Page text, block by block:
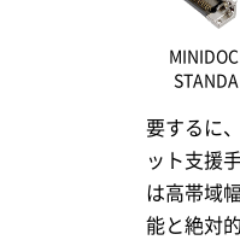
要するに
ット支援
は高帯域
能と絶対